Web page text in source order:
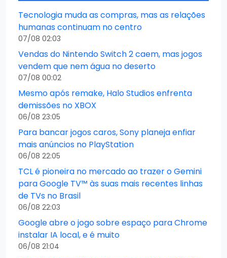
Tecnologia muda as compras, mas as relações
humanas continuam no centro
07/08 02:03
Vendas do Nintendo Switch 2 caem, mas jogos
vendem que nem água no deserto
07/08 00:02
Mesmo após remake, Halo Studios enfrenta
demissões no XBOX
06/08 23:05
Para bancar jogos caros, Sony planeja enfiar
mais anúncios no PlayStation
06/08 22:05
TCL é pioneira no mercado ao trazer o Gemini
para Google TV™ às suas mais recentes linhas
de TVs no Brasil
06/08 22:03
Google abre o jogo sobre espaço para Chrome
instalar IA local, e é muito
06/08 21:04